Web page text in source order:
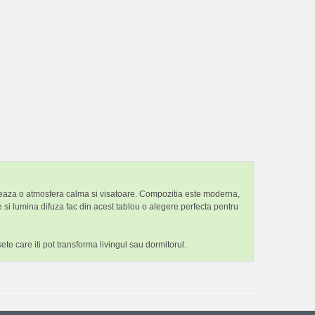
o atmosfera calma si visatoare. Compozitia este moderna,
lumina difuza fac din acest tablou o alegere perfecta pentru
care iti pot transforma livingul sau dormitorul.